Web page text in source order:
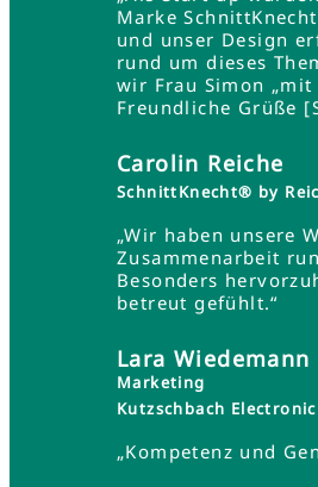
Marke
und unser Design
rund um dieses
wir Frau Simon
Freundliche Grüße
Carolin Reiche
SchnittKnecht® by
„Wir haben unsere
Zusammenarbeit
Besonders
betreut gefühlt.“
Lara Wiedemann
Marketing
Kutzschbach Electronic
„Kompetenz und